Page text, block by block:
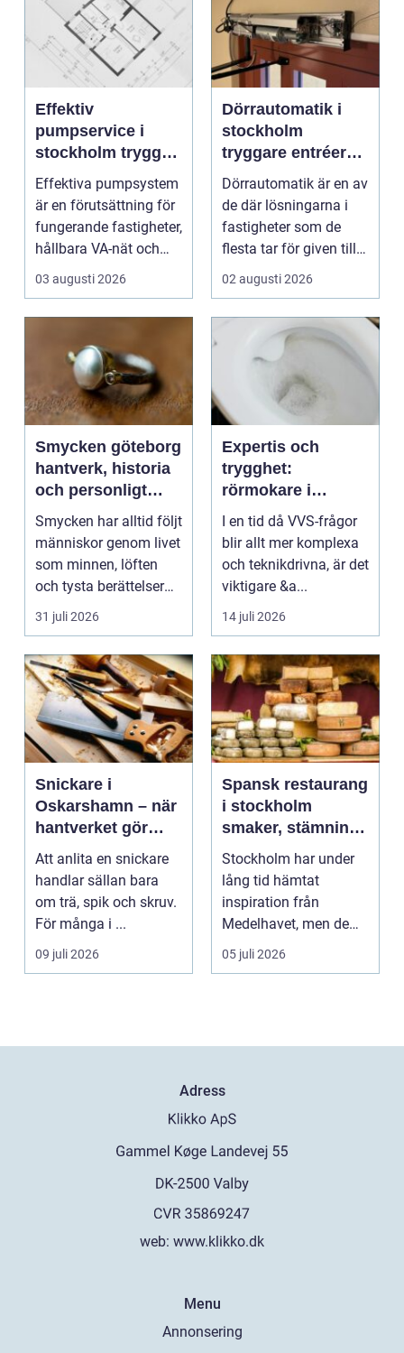
Effektiv
pumpservice i
stockholm trygg
drift utan avbrott
Effektiva pumpsystem
är en förutsättning för
fungerande fastigheter,
hållbara VA-nät och
trygg hante...
03 augusti 2026
Dörrautomatik i
stockholm
tryggare entréer
och bättre
tillgänglighet
Dörrautomatik är en av
de där lösningarna i
fastigheter som de
flesta tar för given tills
den sakna...
02 augusti 2026
Smycken göteborg
hantverk, historia
och personligt
uttryck
Smycken har alltid följt
människor genom livet
som minnen, löften
och tysta berättelser
nära huden....
31 juli 2026
Expertis och
trygghet:
rörmokare i
jämtland
I en tid då VVS-frågor
blir allt mer komplexa
och teknikdrivna, är det
viktigare &a...
14 juli 2026
Snickare i
Oskarshamn – när
hantverket gör
skillnad i vardagen
Att anlita en snickare
handlar sällan bara
om trä, spik och skruv.
För många i ...
09 juli 2026
Spansk restaurang
i stockholm
smaker, stämning
och smarta val
Stockholm har under
lång tid hämtat
inspiration från
Medelhavet, men de
senaste åren har
spanska res...
05 juli 2026
Adress
web: www.klikko.dk
Menu
Annonsering